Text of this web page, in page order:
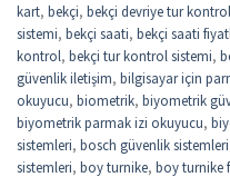
kart, bekçi, bekçi devriye tur
sistemi, bekçi saati, bekçi saati
kontrol, bekçi tur kontrol sistemi,
güvenlik iletişim, bilgisayar için
okuyucu, biometrik, biyometrik
biyometrik parmak izi okuyucu,
sistemleri, bosch güvenlik sistemleri
sistemleri, boy turnike, boy turnike